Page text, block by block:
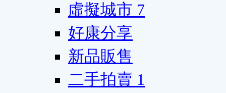
虛擬城市 7
好康分享
新品販售
二手拍賣 1